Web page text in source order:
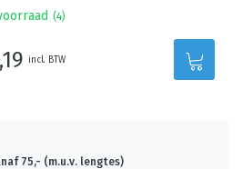
(4)
incl. BTW
75,- (m.u.v. lengtes)